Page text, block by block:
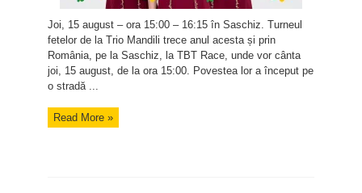
Joi, 15 august – ora 15:00 – 16:15 în Saschiz. Turneul
fetelor de la Trio Mandili trece anul acesta și prin
România, pe la Saschiz, la TBT Race, unde vor cânta
joi, 15 august, de la ora 15:00. Povestea lor a început pe
o stradă ...
Read More »